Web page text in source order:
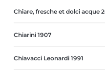
Chiare, fresche et dolci acque
Chiarini 1907
Chiavacci Leonardi 1991